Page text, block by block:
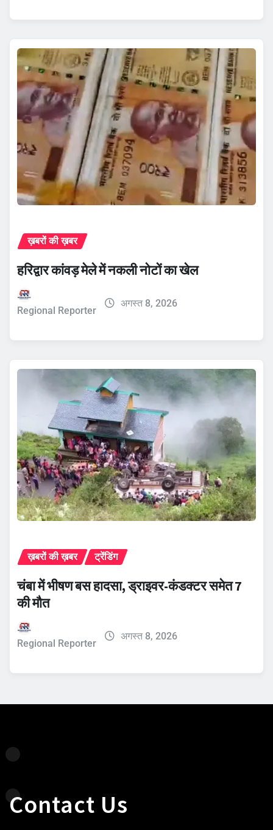
ख़बरों की ख़बर
हरिद्वार कांवड़ मेले में नकली नोटों का खेल
Regional Reporter
अगस्त 8, 2026
ख़बरों की ख़बर ट्रेंडिंग
चंबा में भीषण बस हादसा, ड्राइवर-कंडक्टर समेत 7
की मौत
Regional Reporter
अगस्त 8, 2026
Contact Us